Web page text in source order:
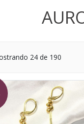
24 de 190